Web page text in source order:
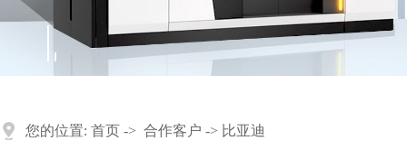
您的位置: 首页 -> 合作客户 -> 比亚迪